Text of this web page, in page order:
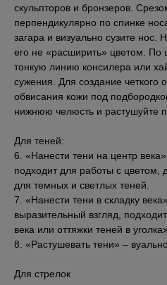
скульпторов и бронзеров.
перпендикулярно по спинке
загара и визуально сузите нос.
его не «расширить» цветом. По
тонкую линию консилера или
сужения. Для создание четкого
обвисания кожи под
нижнюю челюсть и растушуйте
Для теней:
6. «Нанести тени на центр
подходит для работы с цветом,
для темных и светлых теней.
7. «Нанести тени в складку
выразительный взгляд,
века или оттяжки теней в
8. «Растушевать тени» –
Для стрелок